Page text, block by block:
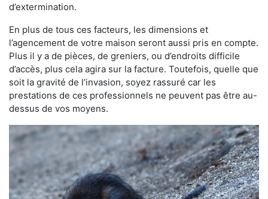
d’extermination.
En plus de tous ces facteurs, les dimensions et
l’agencement de votre maison seront aussi pris en compte.
Plus il y a de pièces, de greniers, ou d’endroits difficile
d’accès, plus cela agira sur la facture. Toutefois, quelle que
soit la gravité de l’invasion, soyez rassuré car les
prestations de ces professionnels ne peuvent pas être au-
dessus de vos moyens.